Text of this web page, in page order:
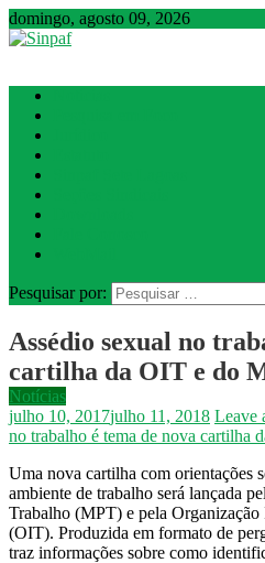
domingo, agosto 09, 2026
Pesquisar por:
Assédio sexual no
cartilha da OIT e do
Notícias
julho 10, 2017julho 11, 2018 Leave
no trabalho é tema de nova cartilha
Uma nova cartilha com orientações
ambiente de trabalho será lançada
Trabalho (MPT) e pela
(OIT). Produzida em formato de
traz informações sobre como